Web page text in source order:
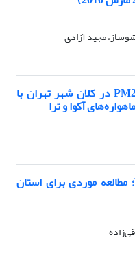
مجید آزادی
برآورد غلظت آلاینده‌های PM10 وPM2.5 در کلان شهر تهران با
آکوا و ترا
ارزیابی انرژی باد بوسیله مدلWRF؛ مطالعه موردی برای استان